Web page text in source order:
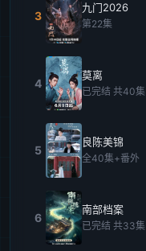
3
九门2026
第22集
4
莫离
已完结 共40集
5
良陈美锦
全40集+番外
6
南部档案
已完结 共33集